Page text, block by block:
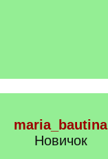
maria_bautina
Новичок